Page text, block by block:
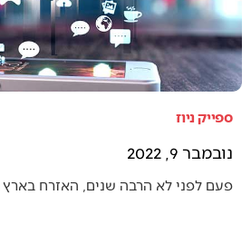
ספייק ניוז
נובמבר 9, 2022
פעם לפני לא הרבה שנים, האזרח